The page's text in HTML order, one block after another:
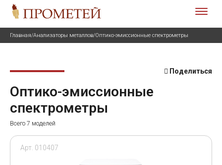
Главная/Анализаторы металлов/Оптико-эмиссионные спектрометры
Поделиться
Оптико-эмиссионные
спектрометры
Всего 7 моделей
Арт. 010407